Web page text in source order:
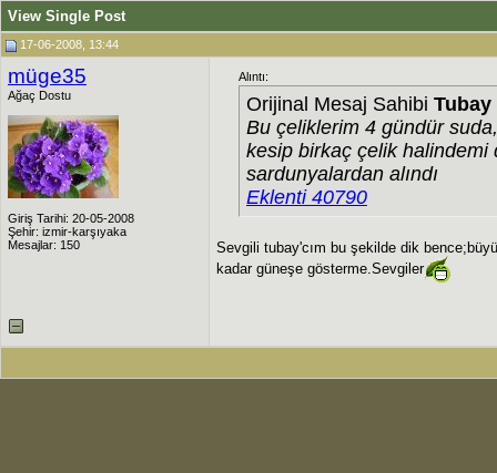
View Single Post
17-06-2008, 13:44
müge35
Ağaç Dostu
Giriş Tarihi: 20-05-2008
Şehir: izmir-karşıyaka
Mesajlar: 150
Alıntı:
Orijinal Mesaj Sahibi Tubay
Bu çeliklerim 4 gündür
kesip birkaç çelik halindemi
sardunyalardan alındı
Eklenti 40790
Sevgili tubay'cım bu şekilde dik
kadar güneşe gösterme.Sevgiler